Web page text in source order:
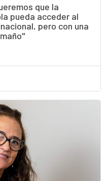
que la
pueda acceder al
pero con una